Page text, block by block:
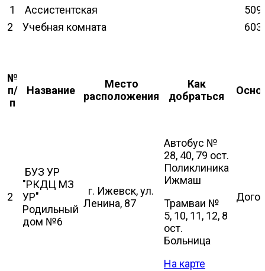
1
Ассистентская
509
2
Учебная комната 603
№
п/
п
Название
Место
расположения
Как
добраться
2
БУЗ УР
"РКДЦ МЗ
УР"
Родильный
дом №6
г. Ижевск, ул.
Ленина, 87
Автобус №
28, 40, 79 ост.
Поликлиника
Ижмаш
Трамваи №
5, 10, 11, 12, 8
ост.
Больница
На карте